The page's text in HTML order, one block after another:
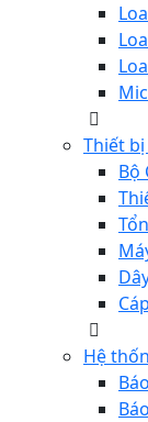
Thiết
Bộ
Hệ